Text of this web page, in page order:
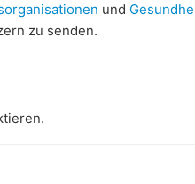
und
zu senden.